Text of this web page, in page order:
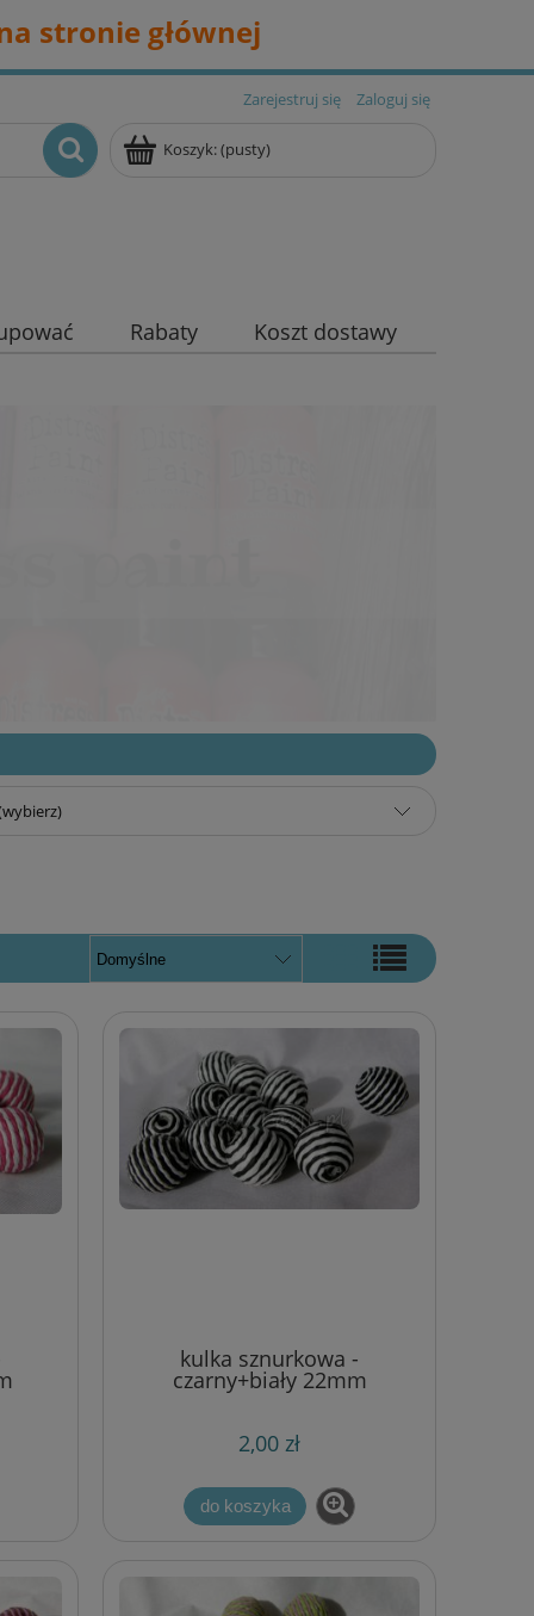
stronie głównej
Zarejestruj się Zaloguj się
Koszyk:(pusty)
Rabaty Koszt dostawy
kulka sznurkowa -
czarny+biały 22mm
2,00 zł
do koszyka